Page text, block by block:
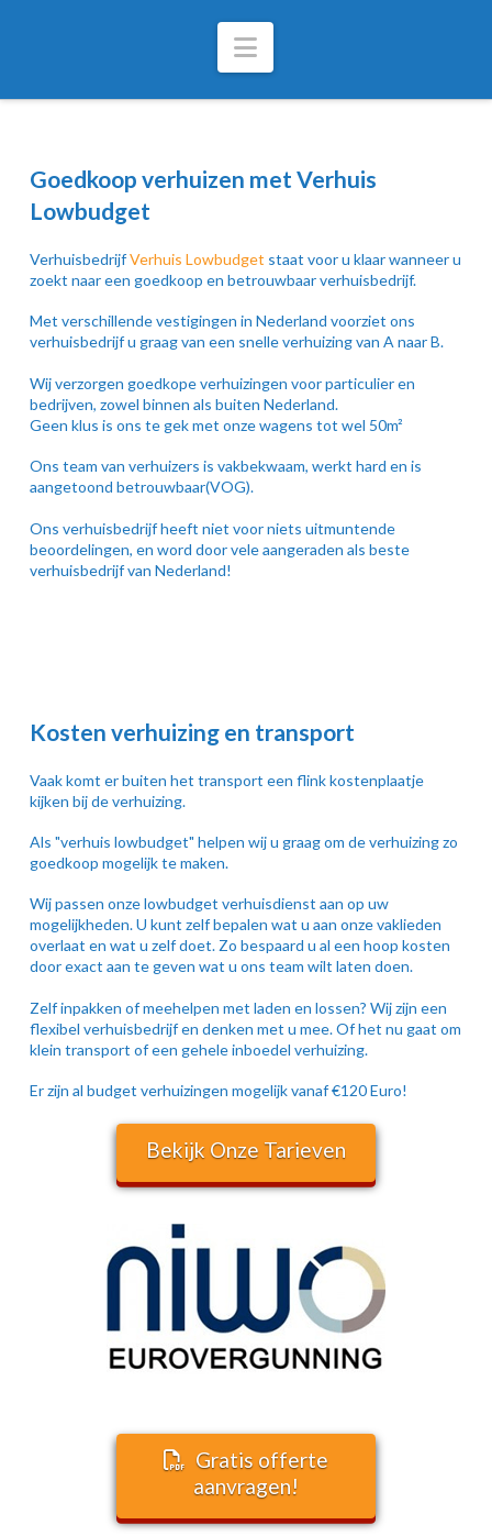
Navigation
Goedkoop verhuizen met Verhuis
Lowbudget
VerhuisbedrijfVerhuis Lowbudget staat voor u klaar wanneer u
zoekt naar een goedkoop en betrouwbaar verhuisbedrijf.
Met verschillende vestigingen in Nederland voorziet ons
verhuisbedrijf u graag van een snelle verhuizing van A naar B.
Wij verzorgen goedkope verhuizingen voor particulier en
bedrijven, zowel binnen als buiten Nederland.
Geen klus is ons te gek met onze wagens tot wel 50m²
Ons team van verhuizers is vakbekwaam, werkt hard en is
aangetoond betrouwbaar(VOG).
Ons verhuisbedrijf heeft niet voor niets uitmuntende
beoordelingen, en word door vele aangeraden als beste
verhuisbedrijf van Nederland!
Kosten verhuizing en transport
Vaak komt er buiten het transport een flink kostenplaatje
kijken bij de verhuizing.
Als "verhuis lowbudget" helpen wij u graag om de verhuizing zo
goedkoop mogelijk te maken.
Wij passen onze lowbudget verhuisdienst aan op uw
mogelijkheden. U kunt zelf bepalen wat u aan onze vaklieden
overlaat en wat u zelf doet. Zo bespaard u al een hoop kosten
door exact aan te geven wat u ons team wilt laten doen.
Zelf inpakken of meehelpen met laden en lossen? Wij zijn een
flexibel verhuisbedrijf en denken met u mee. Of het nu gaat om
klein transport of een gehele inboedel verhuizing.
Er zijn al budget verhuizingen mogelijk vanaf €120 Euro!
Bekijk Onze Tarieven
Gratis offerte
aanvragen!